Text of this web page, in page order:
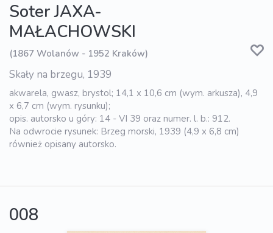
Soter JAXA-
MAŁACHOWSKI
(1867 Wolanów - 1952 Kraków)
Skały na brzegu, 1939
akwarela, gwasz, brystol; 14,1 x 10,6 cm (wym. arkusza), 4,9
x 6,7 cm (wym. rysunku);
opis. autorsko u góry: 14 - VI 39 oraz numer. l. b.: 912.
Na odwrocie rysunek: Brzeg morski, 1939 (4,9 x 6,8 cm)
również opisany autorsko.
008